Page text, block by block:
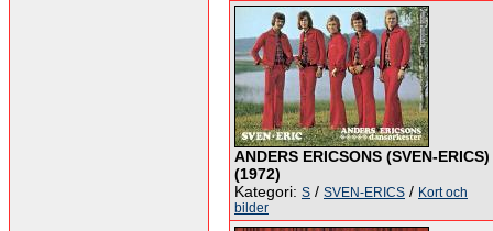
ANDERS ERICSONS (SVEN-ERICS)
(1972)
Kategori: S / SVEN-ERICS / Kort och
bilder